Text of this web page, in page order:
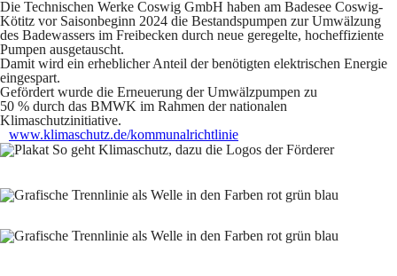
Die Technischen Werke Coswig GmbH haben am Badesee Coswig-
Kötitz vor Saisonbeginn 2024 die Bestandspumpen zur Umwälzung
des Badewassers im Freibecken durch neue geregelte, hocheffiziente
Pumpen ausgetauscht.
Damit wird ein erheblicher Anteil der benötigten elektrischen Energie
eingespart.
Gefördert wurde die Erneuerung der Umwälzpumpen zu
50 % durch das BMWK im Rahmen der nationalen
Klimaschutzinitiative.
www.klimaschutz.de/kommunalrichtlinie